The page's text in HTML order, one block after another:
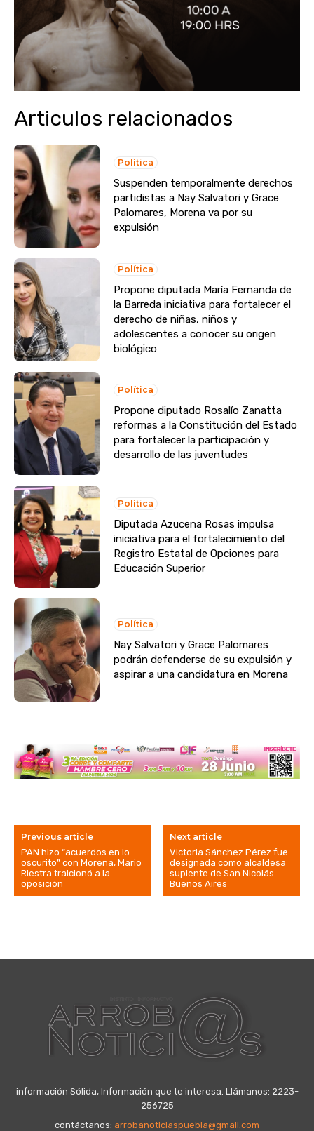
Articulos relacionados
Política
Suspenden temporalmente derechos
partidistas a Nay Salvatori y Grace
Palomares, Morena va por su
expulsión
Política
Propone diputada María Fernanda de
la Barreda iniciativa para fortalecer el
derecho de niñas, niños y
adolescentes a conocer su origen
biológico
Política
Propone diputado Rosalío Zanatta
reformas a la Constitución del Estado
para fortalecer la participación y
desarrollo de las juventudes
Política
Diputada Azucena Rosas impulsa
iniciativa para el fortalecimiento del
Registro Estatal de Opciones para
Educación Superior
Política
Nay Salvatori y Grace Palomares
podrán defenderse de su expulsión y
aspirar a una candidatura en Morena
Previous article
PAN hizo “acuerdos en lo
oscurito” con Morena, Mario
Riestra traicionó a la
oposición
Next article
Victoria Sánchez Pérez fue
designada como alcaldesa
suplente de San Nicolás
Buenos Aires
información Sólida, Información que te interesa. Llámanos: 2223-
256725
contáctanos: arrobanoticiaspuebla@gmail.com